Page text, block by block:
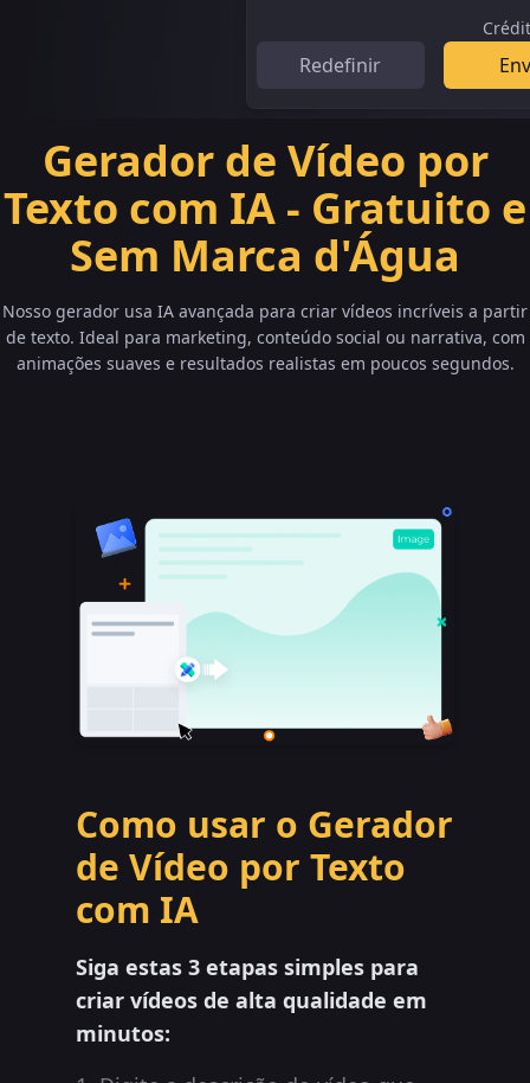
Redefinir
Gerador de Vídeo por
Texto com IA - Gratuito e
Sem Marca d'Água
Nosso gerador usa IA avançada para criar vídeos incríveis a partir
de texto. Ideal para marketing, conteúdo social ou narrativa, com
animações suaves e resultados realistas em poucos segundos.
Como usar o Gerador
de Vídeo por Texto
com IA
Siga estas 3 etapas simples para
criar vídeos de alta qualidade em
minutos: